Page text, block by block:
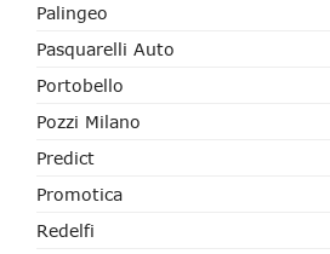
Palingeo
Pasquarelli Auto
Portobello
Pozzi Milano
Predict
Promotica
Redelfi